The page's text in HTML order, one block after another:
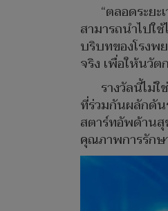
“ตลอดระย
สามารถนำไปใ
บริบทของโรงพ
จริง เพื่อให้นวั
รางวัลนี้ไม่
ที่ร่วมกันผลักดัน
สตาร์ทอัพด้านสุ
คุณภาพการรักษ